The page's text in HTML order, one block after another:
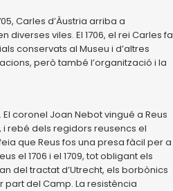
Carles d’Àustria arriba a
viles. El 1706, el rei Carles fa
conservats al Museu i d’altres
però també l’organització i la
coronel Joan Nebot vingué a Reus
i rebé dels regidors reusencs el
que Reus fos una presa fàcil per a
el 1706 i el 1709, tot obligant els
del tractat d’Utrecht, els borbònics
del Camp. La resistència